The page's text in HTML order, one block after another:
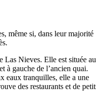
même si, dans leur majorité
Las Nieves. Elle est située au
à gauche de l’ancien quai.
eaux tranquilles, elle a une
des restaurants et de